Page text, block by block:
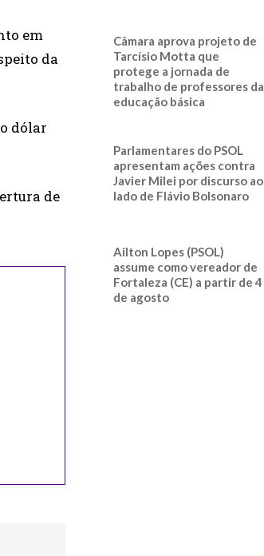
em
da
dólar
de
Câmara aprova projeto de
Tarcísio Motta que
protege a jornada de
trabalho de professores da
educação básica
Parlamentares do PSOL
apresentam ações contra
Javier Milei por discurso ao
lado de Flávio Bolsonaro
Ailton Lopes (PSOL)
assume como vereador de
Fortaleza (CE) a partir de 4
de agosto